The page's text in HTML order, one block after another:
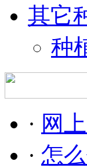
其它
种
· 网
· 怎